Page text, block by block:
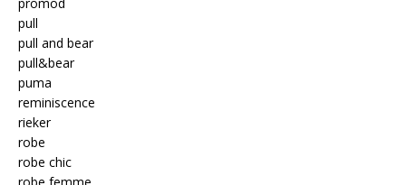
pull
pull and bear
pull&bear
puma
reminiscence
rieker
robe
robe chic